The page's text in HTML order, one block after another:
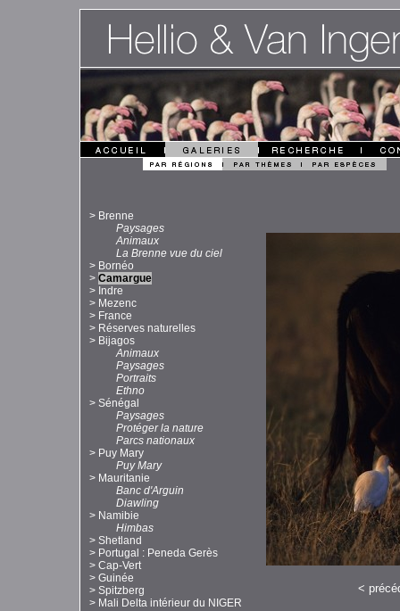
> Brenne
Paysages
Animaux
La Brenne vue du ciel
> Bornéo
> Camargue
> Indre
> Mezenc
> France
> Réserves naturelles
> Bijagos
Animaux
Paysages
Portraits
Ethno
> Sénégal
Paysages
Protéger la nature
Parcs nationaux
> Puy Mary
Puy Mary
> Mauritanie
Banc d'Arguin
Diawling
> Namibie
Himbas
> Shetland
> Portugal : Peneda Gerès
> Cap-Vert
> Guinée
> Spitzberg
> Mali Delta intérieur du NIGER
<